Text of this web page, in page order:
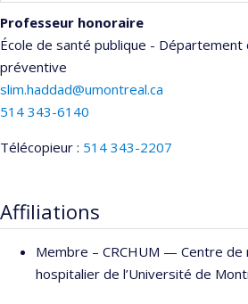
Professeur honoraire
École de santé publique -
préventive
slim.haddad@umontreal.ca
514 343-6140
Télécopieur : 514 343-2207
Affiliations
Membre – CRCHUM — Centre de
hospitalier de l’Université de